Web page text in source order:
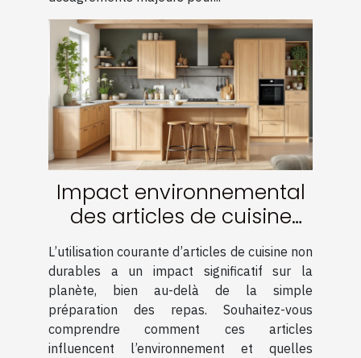
Impact environnemental
des articles de cuisine
non durables : quelle
alternative ?
L’utilisation courante d’articles de cuisine non
durables a un impact significatif sur la
planète, bien au-delà de la simple
préparation des repas. Souhaitez-vous
comprendre comment ces articles
influencent l’environnement et quelles